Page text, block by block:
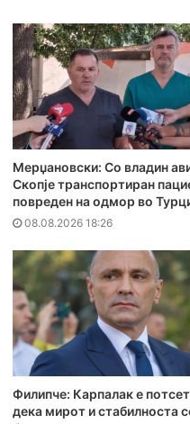
Мерџановски: Со владин
Скопје транспортиран
повреден на одмор во
08.08.2026 18:26
Филипче: Карпалак е
дека мирот и стабилноста